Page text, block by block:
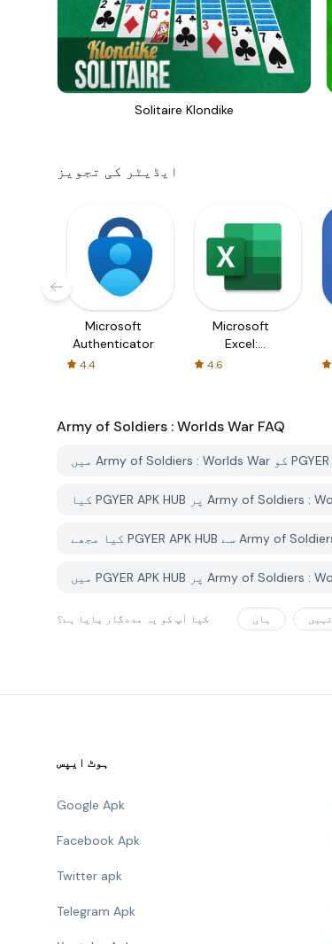
Solitaire Klondike
ایڈیٹر کی تجویز
Microsoft
Authenticator
4.4
Microsoft
Excel:
Spreadsheets
4.6
Army of Soldiers : Worlds War FAQ
کیا آپ کو یہ مددگار پایا ہے؟ ہاں نہیں
ہوٹ ایپس
Google Apk
Facebook Apk
Twitter apk
Telegram Apk